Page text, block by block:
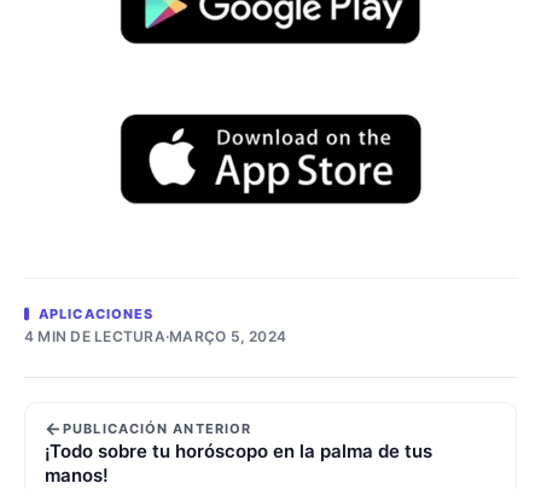
APLICACIONES
4 MIN DE LECTURA·MARÇO 5, 2024
←PUBLICACIÓN ANTERIOR
¡Todo sobre tu horóscopo en la palma de tus
manos!